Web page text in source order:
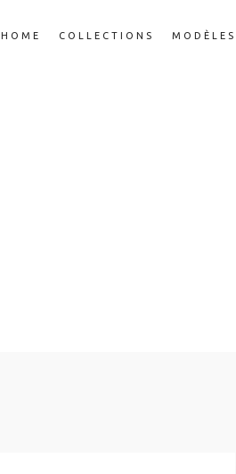
HOME COLLECTIONS MODÈLES